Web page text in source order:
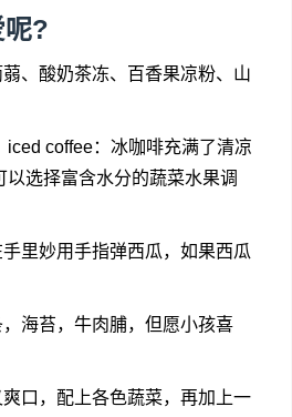
呢?
、酸奶茶冻、百香果凉粉、山
coffee：冰咖啡充满了清凉
选择富含水分的蔬菜水果调
里妙用手指弹西瓜，如果西瓜
海苔，牛肉脯，但愿小孩喜
口，配上各色蔬菜，再加上一